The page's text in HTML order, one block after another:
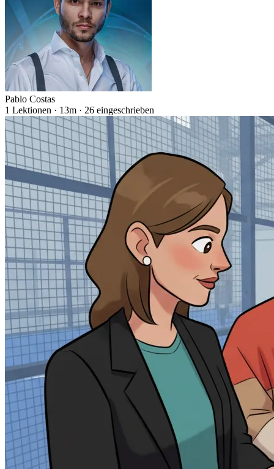
Pablo Costas
1 Lektionen · 13m · 26 eingeschrieben